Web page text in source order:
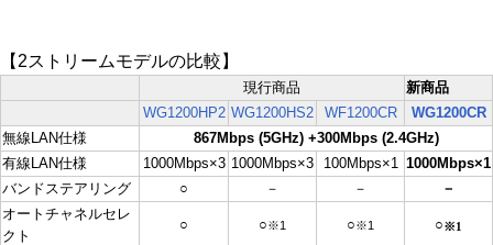
【2ストリームモデルの比較】
現行商品
新商品
WG1200HP2 WG1200HS2 WF1200CR
WG1200CR
無線LAN仕様
867Mbps (5GHz) +300Mbps (2.4GHz)
有線LAN仕様
1000Mbps×3 1000Mbps×3 100Mbps×1 1000Mbps×1
バンドステアリング
○ － －
－
オートチャネルセレ
クト
○ ○※1 ○※1 ○※1